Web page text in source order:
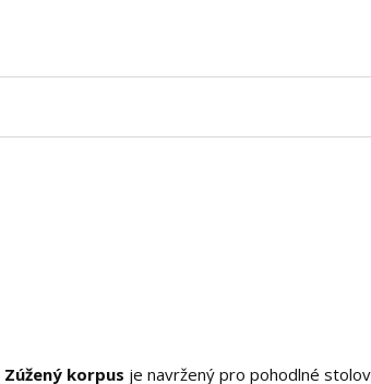
Zúžený korpus je navržený pro pohodlné